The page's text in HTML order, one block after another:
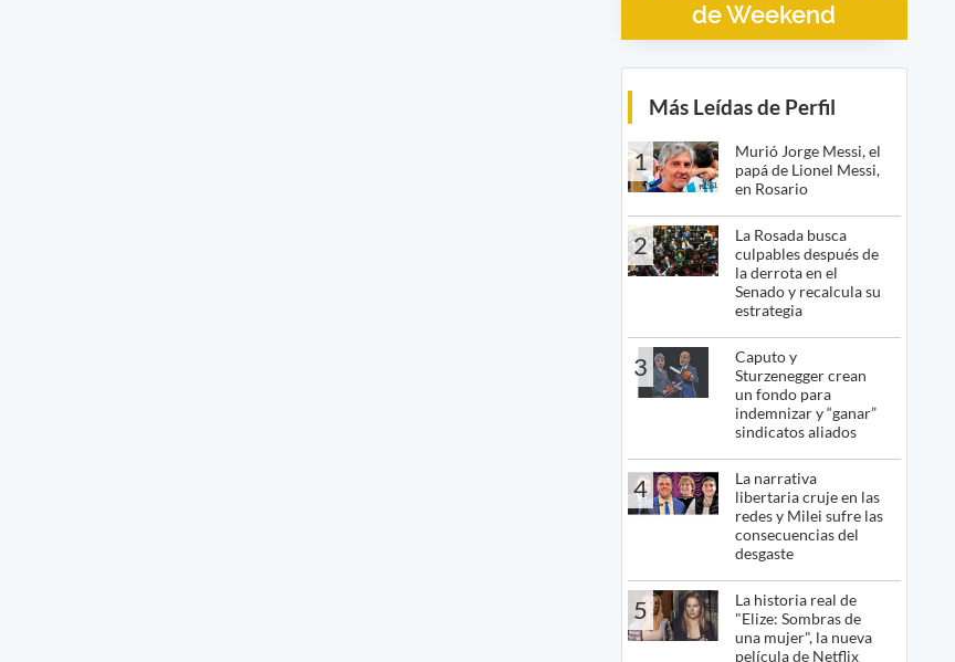
de Weekend
Más Leídas de Perfil
1
Murió Jorge Messi, el
papá de Lionel Messi,
en Rosario
2
La Rosada busca
culpables después de
la derrota en el
Senado y recalcula su
estrategia
3
Caputo y
Sturzenegger crean
un fondo para
indemnizar y “ganar”
sindicatos aliados
4
La narrativa
libertaria cruje en las
redes y Milei sufre las
consecuencias del
desgaste
5
La historia real de
"Elize: Sombras de
una mujer", la nueva
película de Netflix